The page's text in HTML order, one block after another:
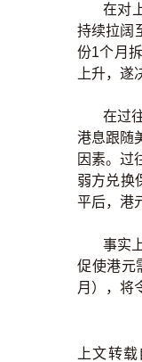
在对上
持续拉阔
份1个月
上升，
在过往
港息跟随
因素。过
弱方兑换
平后，港
事实上
促使港元
月），将
上文转